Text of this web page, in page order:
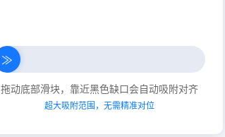
≫
拖动底部滑块，靠近黑色缺口会自动吸附对齐
超大吸附范围，无需精准对位